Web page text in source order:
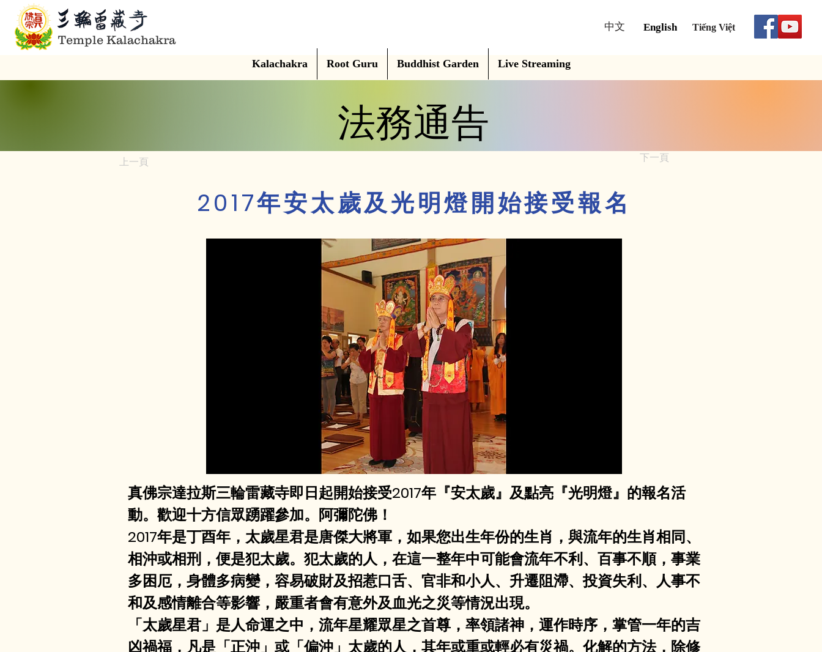
Temple Kalachakra
中文 English Tiếng Việt
Kalachakra Root Guru Buddhist Garden Live Streaming
法務通告
法務通告
上一頁 下一頁
2017年安太歲及光明燈開始接受報名
真佛宗達拉斯三輪雷藏寺即日起開始接受2017年『安太歲』及點亮『光明燈』的報名活
動。歡迎十方信眾踴躍參加。阿彌陀佛！
2017年是丁酉年，太歲星君是唐傑大將軍，如果您出生年份的生肖，與流年的生肖相同、
相沖或相刑，便是犯太歲。犯太歲的人，在這一整年中可能會流年不利、百事不順，事業
多困厄，身體多病變，容易破財及招惹口舌、官非和小人、升遷阻滯、投資失利、人事不
和及感情離合等影響，嚴重者會有意外及血光之災等情況出現。
「太歲星君」是人命運之中，流年星耀眾星之首尊，率領諸神，運作時序，掌管一年的吉
凶禍福，凡是「正沖」或「偏沖」太歲的人，其年或重或輕必有災禍。化解的方法，除修